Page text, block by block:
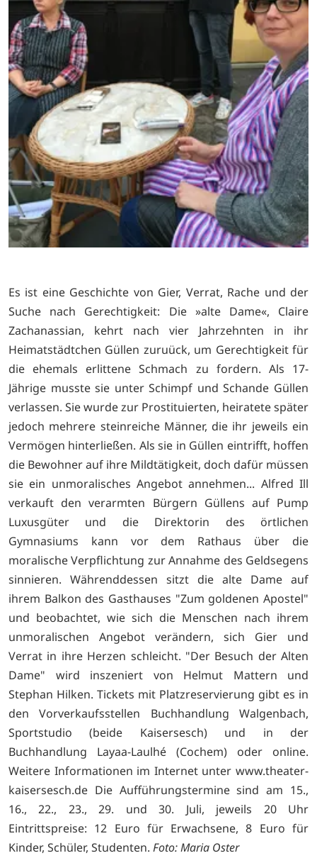
Es ist eine Geschichte von Gier, Verrat, Rache und der
Suche nach Gerechtigkeit: Die »alte Dame«, Claire
Zachanassian, kehrt nach vier Jahrzehnten in ihr
Heimatstädtchen Güllen zuruück, um Gerechtigkeit für
die ehemals erlittene Schmach zu fordern. Als 17-
Jährige musste sie unter Schimpf und Schande Güllen
verlassen. Sie wurde zur Prostituierten, heiratete später
jedoch mehrere steinreiche Männer, die ihr jeweils ein
Vermögen hinterließen. Als sie in Güllen eintrifft, hoffen
die Bewohner auf ihre Mildtätigkeit, doch dafür müssen
sie ein unmoralisches Angebot annehmen... Alfred Ill
verkauft den verarmten Bürgern Güllens auf Pump
Luxusgüter und die Direktorin des örtlichen
Gymnasiums kann vor dem Rathaus über die
moralische Verpflichtung zur Annahme des Geldsegens
sinnieren. Währenddessen sitzt die alte Dame auf
ihrem Balkon des Gasthauses "Zum goldenen Apostel"
und beobachtet, wie sich die Menschen nach ihrem
unmoralischen Angebot verändern, sich Gier und
Verrat in ihre Herzen schleicht. "Der Besuch der Alten
Dame" wird inszeniert von Helmut Mattern und
Stephan Hilken. Tickets mit Platzreservierung gibt es in
den Vorverkaufsstellen Buchhandlung Walgenbach,
Sportstudio (beide Kaisersesch) und in der
Buchhandlung Layaa-Laulhé (Cochem) oder online.
Weitere Informationen im Internet unter www.theater-
kaisersesch.de Die Aufführungstermine sind am 15.,
16., 22., 23., 29. und 30. Juli, jeweils 20 Uhr
Eintrittspreise: 12 Euro für Erwachsene, 8 Euro für
Kinder, Schüler, Studenten. Foto: Maria Oster